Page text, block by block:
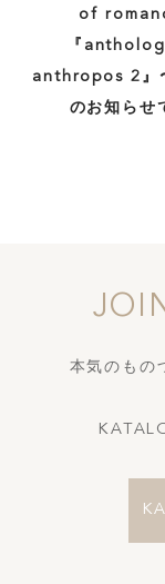
of
『
anthropos 2』
のお知らせ
本気のものづく